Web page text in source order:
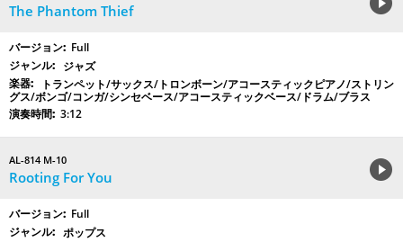
The Phantom Thief
Full
ジャズ
トランペット/サックス/トロンボーン/アコースティックピアノ/ストリン
グス/ボンゴ/コンガ/シンセベース/アコースティックベース/ドラム/ブラス
3:12
AL-814 M-10
Rooting For You
Full
ポップス